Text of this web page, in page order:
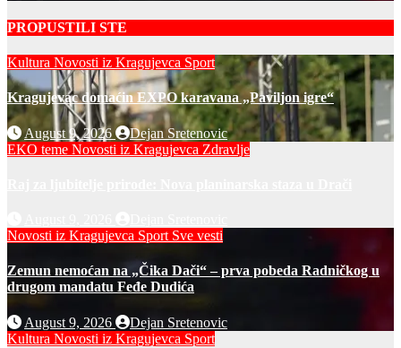
PROPUSTILI STE
Kultura Novosti iz Kragujevca Sport
Kragujevac domaćin EXPO karavana „Paviljon igre“
August 9, 2026
Dejan Sretenovic
EKO teme Novosti iz Kragujevca Zdravlje
Novosti iz Kragujevca Sport Sve vesti
Zemun nemoćan na „Čika Dači“ – prva pobeda Radničkog u
drugom mandatu Feđe Dudića
August 9, 2026
Dejan Sretenovic
Kultura Novosti iz Kragujevca Sport